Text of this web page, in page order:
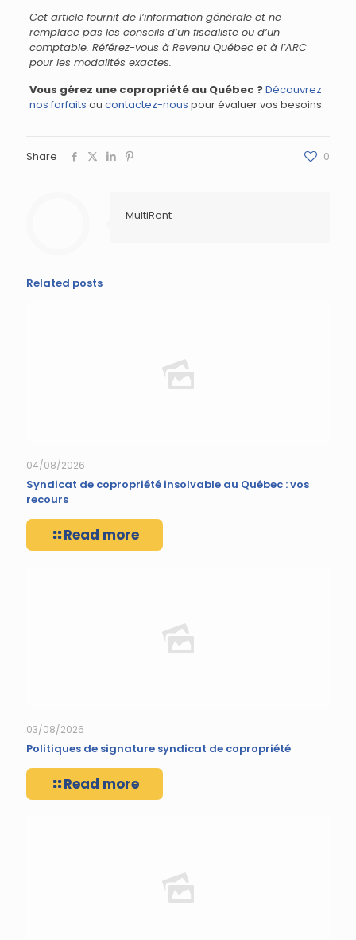
Cet article fournit de l’information générale et ne
remplace pas les conseils d’un fiscaliste ou d’un
comptable. Référez-vous à Revenu Québec et à l’ARC
pour les modalités exactes.
Vous gérez une copropriété au Québec ?Découvrez
nos forfaits ou contactez-nous pour évaluer vos besoins.
Share 0
MultiRent
Related posts
04/08/2026
Syndicat de copropriété insolvable au Québec : vos
recours
Read more
03/08/2026
Politiques de signature syndicat de copropriété
Read more